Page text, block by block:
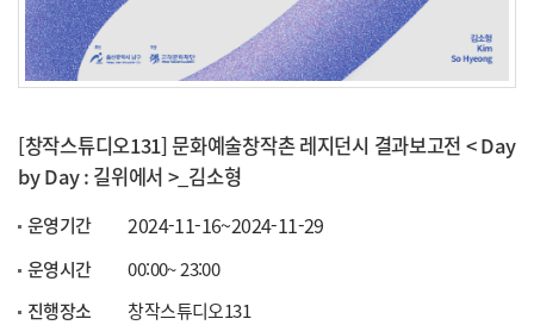
[창작스튜디오131] 문화예술창작촌 레지던시 결과보고전 < Day
by Day : 길위에서 >_김소형
운영기간 2024-11-16~2024-11-29
운영시간
00:00~ 23:00
진행장소
창작스튜디오131